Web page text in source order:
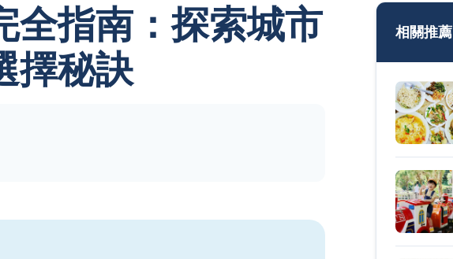
全指南：探索城市
擇秘訣
相關推薦